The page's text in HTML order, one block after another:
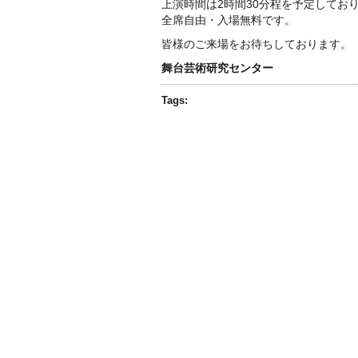
上演時間は2時間30分程を予定してお
全席自由・入場無料です。
皆様のご来場をお待ちしております。
舞台芸術研究センター
Tags: